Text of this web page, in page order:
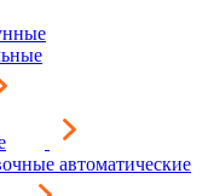
автоматические